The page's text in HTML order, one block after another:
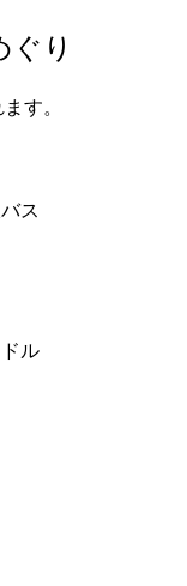
ぐり
す。
ス
ル